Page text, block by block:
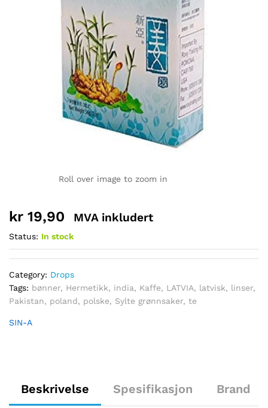
Roll over image to zoom in
kr 19,90 MVA inkludert
Status: In stock
Category: Drops
Tags: bønner, Hermetikk, india, Kaffe, LATVIA, latvisk, linser,
Pakistan, poland, polske, Sylte grønnsaker, te
SIN-A
Beskrivelse Spesifikasjon Brand